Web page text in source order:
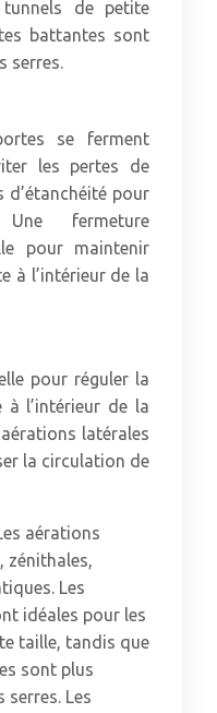
de petite
battantes sont
serres.
se ferment
les pertes de
d’étanchéité pour
Une fermeture
pour maintenir
à l’intérieur de la
pour réguler la
à l’intérieur de la
latérales
la circulation de
aérations
zénithales,
Les
idéales pour les
taille, tandis que
sont plus
serres. Les